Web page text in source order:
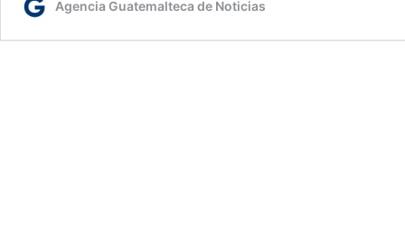
Agencia Guatemalteca de Noticias